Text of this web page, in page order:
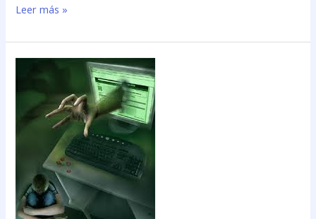
Leer más »
diez
chicos
sufrieron
tipo
de
acoso